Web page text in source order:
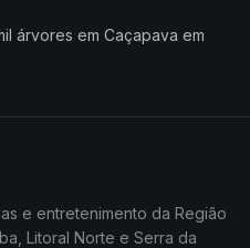
árvores em Caçapava em
e entretenimento da Região
Litoral Norte e Serra da